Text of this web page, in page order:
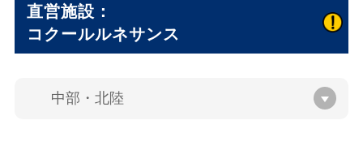
直営施設：
コクールルネサンス
中部・北陸